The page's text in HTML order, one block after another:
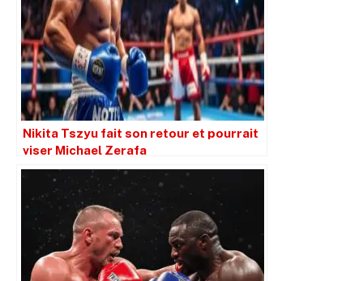
Nikita Tszyu fait son retour et pourrait
viser Michael Zerafa